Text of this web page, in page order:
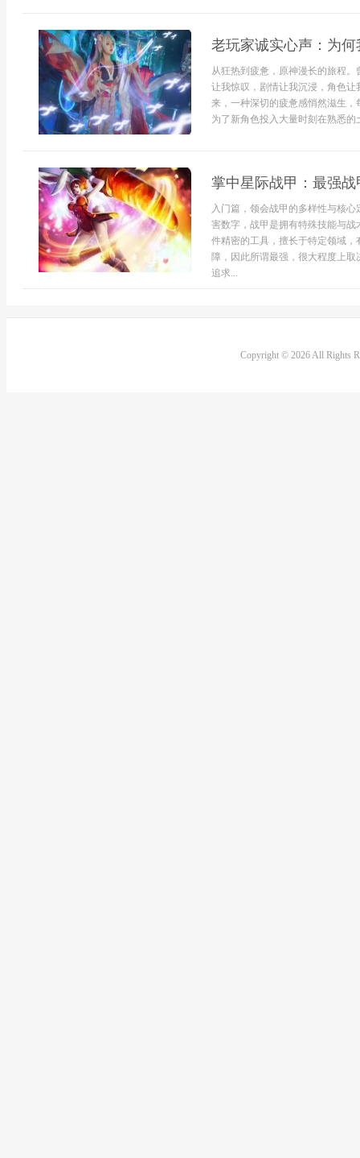
老玩家诚实心声：为
从狂热到疲惫，原神漫长的旅程
让我惊叹，剧情让我沉浸，角色
来，一种深切的疲惫感悄然滋生
为了新角色投入大量时刻在熟悉
掌中星际战甲：最强战
入门篇，领会战甲的多样性与核
害数字，战甲是拥有特殊技能与
件精密的工具，擅长于特定领域
障，因此所谓最强，很大程度上
追求...
Copyright © 2026 All Rights